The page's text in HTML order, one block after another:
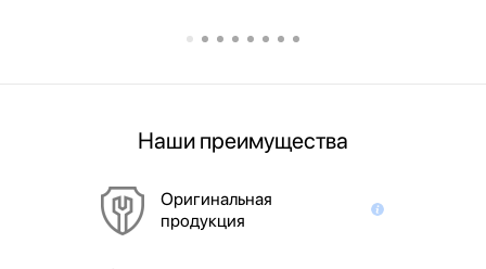
Наши преимущества
Оригинальная
продукция